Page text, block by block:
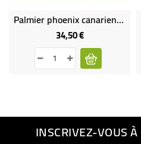
Palmier phoenix canariensis gros sujet
34,50 €Prix
INSCRIVEZ-VOUS